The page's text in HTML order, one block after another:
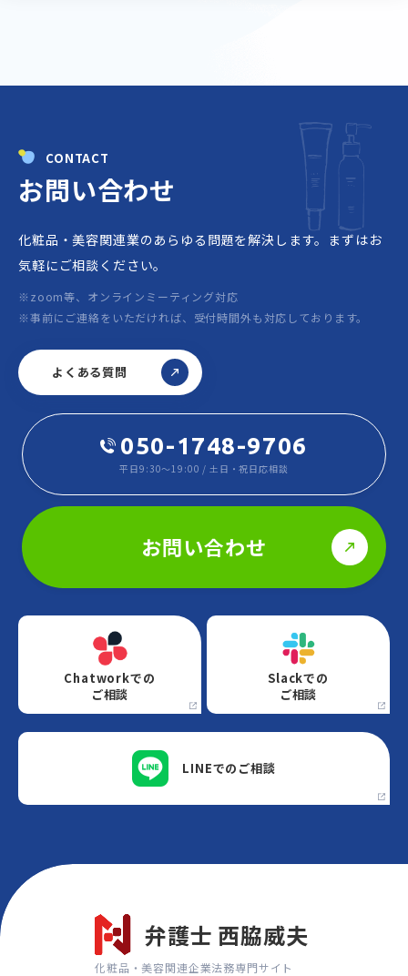
CONTACT
お問い合わせ
化粧品・美容関連業のあらゆる問題を解決します。 まずはお
気軽にご相談ください。
※zoom等、オンラインミーティング対応
※事前にご連絡をいただければ、受付時間外も対応しております。
よくある質問
050-1748-9706
平日9:30～19:00 / 土日・祝日応相談
お問い合わせ
Chatworkでの
ご相談
Slackでの
ご相談
LINEでの ご相談
弁護士 西脇威夫
化粧品・美容関連企業法務専門サイト